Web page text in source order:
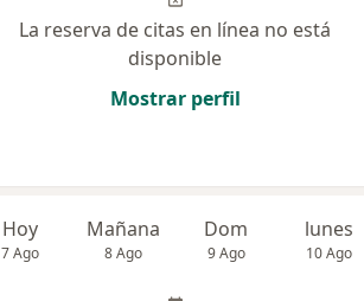
La reserva de citas en línea no está
disponible
Mostrar perfil
Hoy
7 Ago
Mañana
8 Ago
Dom
9 Ago
lunes
10 Ago